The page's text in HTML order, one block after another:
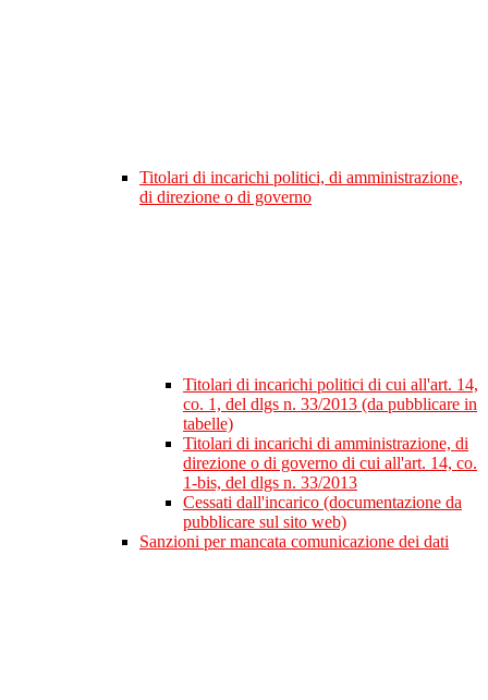
Titolari di incarichi politici, di amministrazione,
di direzione o di governo
Titolari di incarichi politici di cui all'art. 14,
co. 1, del dlgs n. 33/2013 (da pubblicare in
tabelle)
Titolari di incarichi di amministrazione, di
direzione o di governo di cui all'art. 14, co.
1-bis, del dlgs n. 33/2013
Cessati dall'incarico (documentazione da
pubblicare sul sito web)
Sanzioni per mancata comunicazione dei dati